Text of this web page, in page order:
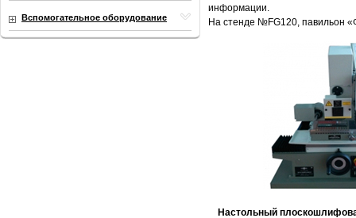
Вспомогательное оборудование
информации.
На стенде №FG120, павильон
Настольный